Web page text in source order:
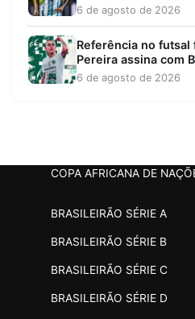
6 de agosto de 2026
Referência no futsal
Pereira assina com
6 de agosto de 2026
COPA AFRICANA DE
BRASILEIRÃO SÉRIE A
BRASILEIRÃO SÉRIE B
BRASILEIRÃO SÉRIE C
BRASILEIRÃO SÉRIE D